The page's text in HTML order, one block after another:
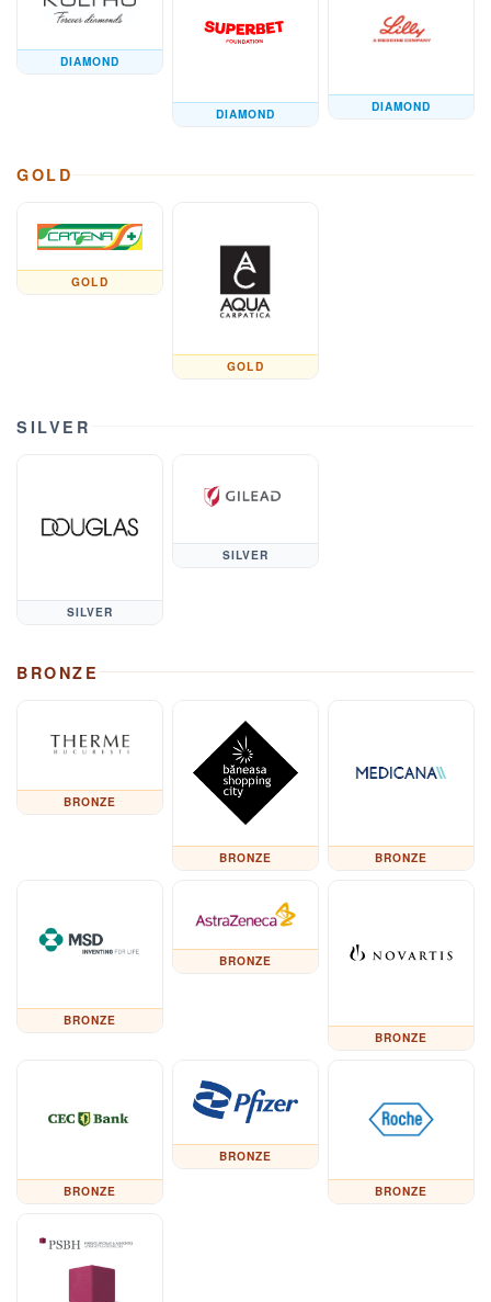
DIAMOND
DIAMOND
DIAMOND
GOLD
GOLD
GOLD
SILVER
SILVER
SILVER
BRONZE
BRONZE
BRONZE BRONZE
BRONZE
BRONZE
BRONZE
BRONZE
BRONZE
BRONZE